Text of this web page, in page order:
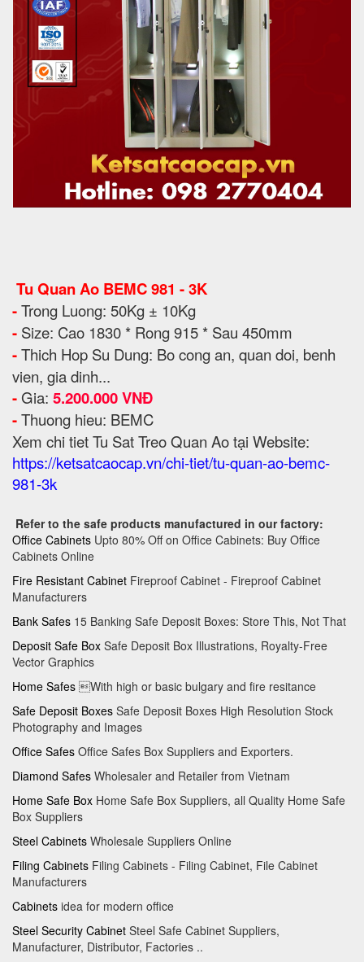
Tu Quan Ao BEMC 981 - 3K
-Trong Luong: 50Kg ± 10Kg
- Size: Cao 1830 * Rong 915 * Sau 450mm
-Thich Hop Su Dung: Bo cong an, quan doi, benh
vien, gia dinh...
- Gia: 5.200.000 VNĐ
-Thuong hieu: BEMC
Xem chi tiet Tu Sat Treo Quan Ao tại Website:
https://ketsatcaocap.vn/chi-tiet/tu-quan-ao-bemc-
981-3k
Refer to the safe products manufactured in our factory:
Office Cabinets Upto 80% Off on Office Cabinets: Buy Office
Cabinets Online
Fire Resistant Cabinet Fireproof Cabinet - Fireproof Cabinet
Manufacturers
Bank Safes 15 Banking Safe Deposit Boxes: Store This, Not That
Deposit Safe Box Safe Deposit Box Illustrations, Royalty-Free
Vector Graphics
Home Safes With high or basic bulgary and fire resitance
Safe Deposit Boxes Safe Deposit Boxes High Resolution Stock
Photography and Images
Office Safes Office Safes Box Suppliers and Exporters.
Diamond Safes Wholesaler and Retailer from Vietnam
Home Safe Box Home Safe Box Suppliers, all Quality Home Safe
Box Suppliers
Steel Cabinets Wholesale Suppliers Online
Filing Cabinets Filing Cabinets - Filing Cabinet, File Cabinet
Manufacturers
Cabinets idea for modern office
Steel Security Cabinet Steel Safe Cabinet Suppliers,
Manufacturer, Distributor, Factories ..